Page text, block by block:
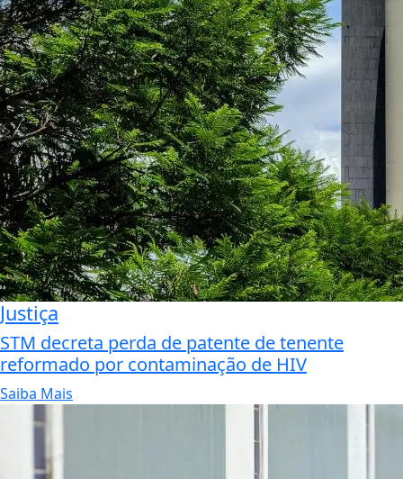
Justiça
STM decreta perda de patente de tenente
reformado por contaminação de HIV
Saiba Mais